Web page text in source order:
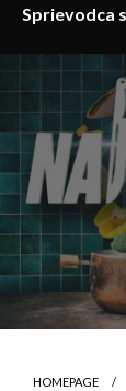
Sprievodca
HOMEPAGE